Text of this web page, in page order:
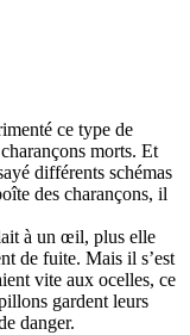
ce type de
morts. Et
différents schémas
des charançons, il
à un œil, plus elle
de fuite. Mais il s’est
vite aux ocelles, ce
gardent leurs
danger.